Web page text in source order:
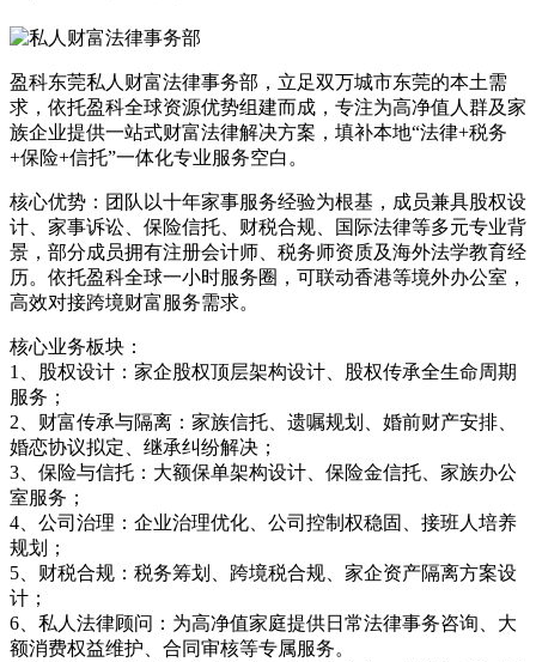
盈科东莞私人财富法律事务部，立足双万城市东莞的本土需
求，依托盈科全球资源优势组建而成，专注为高净值人群及家
族企业提供一站式财富法律解决方案，填补本地“法律+税务
+保险+信托”一体化专业服务空白。
核心优势：团队以十年家事服务经验为根基，成员兼具股权设
计、家事诉讼、保险信托、财税合规、国际法律等多元专业背
景，部分成员拥有注册会计师、税务师资质及海外法学教育经
历。依托盈科全球一小时服务圈，可联动香港等境外办公室，
高效对接跨境财富服务需求。
核心业务板块：
1、股权设计：家企股权顶层架构设计、股权传承全生命周期
服务；
2、财富传承与隔离：家族信托、遗嘱规划、婚前财产安排、
婚恋协议拟定、继承纠纷解决；
3、保险与信托：大额保单架构设计、保险金信托、家族办公
室服务；
4、公司治理：企业治理优化、公司控制权稳固、接班人培养
规划；
5、财税合规：税务筹划、跨境税合规、家企资产隔离方案设
计；
6、私人法律顾问：为高净值家庭提供日常法律事务咨询、大
额消费权益维护、合同审核等专属服务。